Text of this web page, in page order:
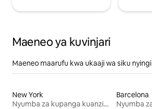
Maeneo ya kuvinjari
Maeneo maarufu kwa ukaaji wa siku nyingi
New York
Nyumba za kupanga kuanzia mwezi mmoja
Barcelona